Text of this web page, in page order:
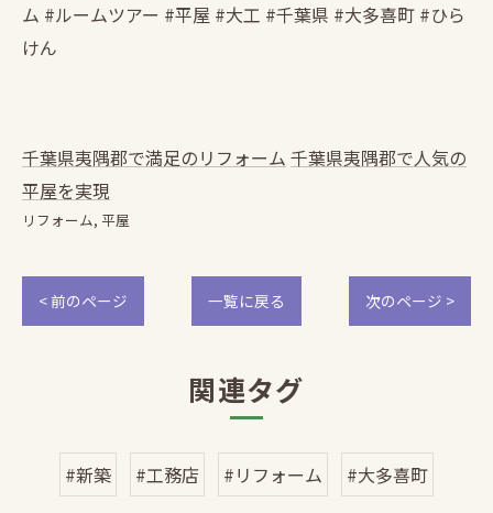
ム #ルームツアー #平屋 #大工 #千葉県 #大多喜町 #ひら
けん
千葉県夷隅郡で満足のリフォーム 千葉県夷隅郡で人気の
平屋を実現
リフォーム 平屋
< 前のページ 一覧に戻る 次のページ >
関連タグ
#新築 #工務店 #リフォーム #大多喜町